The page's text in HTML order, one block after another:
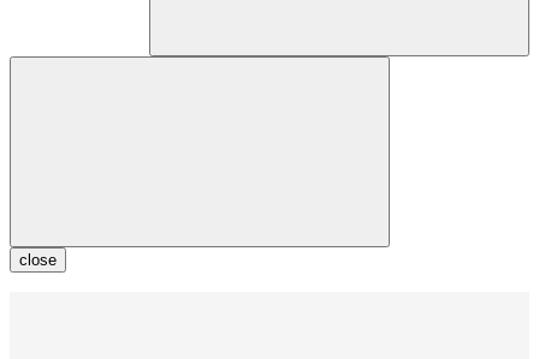
close